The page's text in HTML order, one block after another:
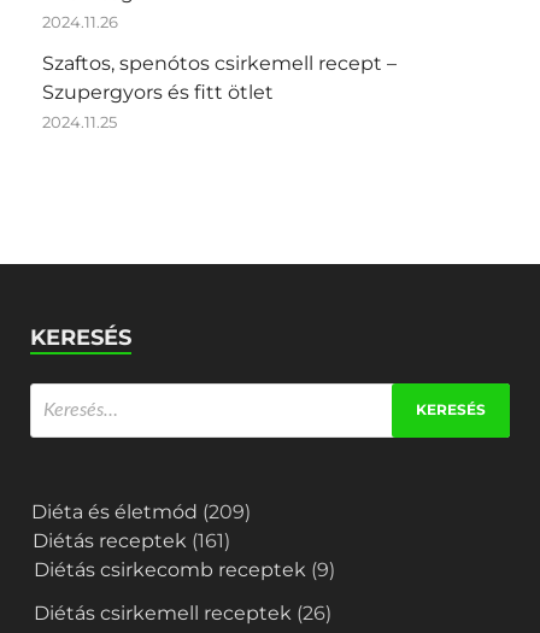
2024.11.26
Szaftos, spenótos csirkemell recept –
Szupergyors és fitt ötlet
2024.11.25
KERESÉS
Diéta és életmód (209)
Diétás receptek (161)
Diétás csirkecomb receptek (9)
Diétás csirkemell receptek (26)